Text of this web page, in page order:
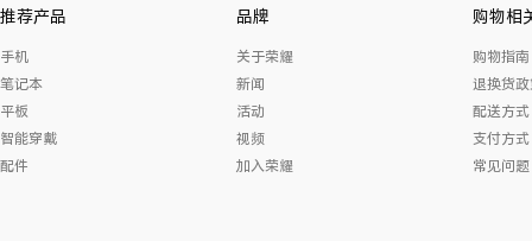
推荐产品
手机
笔记本
平板
智能穿戴
配件
品牌
关于荣耀
新闻
活动
视频
加入荣耀
购物相
购物指南
退换货
配送方式
支付方式
常见问题